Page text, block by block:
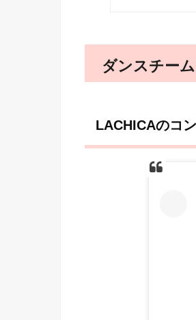
ダンスチー
LACHICAのコ